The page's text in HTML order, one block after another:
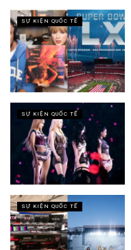
SỰ KIỆN QUỐC TẾ
SỰ KIỆN QUỐC TẾ
SỰ KIỆN QUỐC TẾ